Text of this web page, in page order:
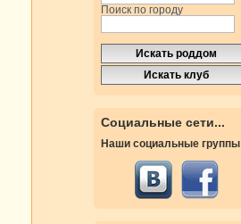
Поиск по городу
Социальные сети...
Наши социальные группы